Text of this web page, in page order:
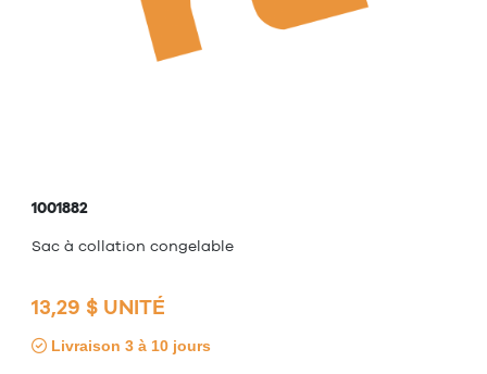
1001882
Sac à collation congelable
13,29 $ UNITÉ
Livraison 3 à 10 jours